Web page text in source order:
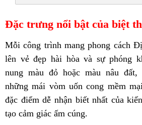
Đặc trưng nổi bật của biệt
Mỗi công trình mang phong cách
lên vẻ đẹp hài hòa và sự phóng
nung màu đỏ hoặc màu nâu
những mái vòm uốn cong mềm
đặc điểm dễ nhận biết nhất của
tạo cảm giác ấm cúng.